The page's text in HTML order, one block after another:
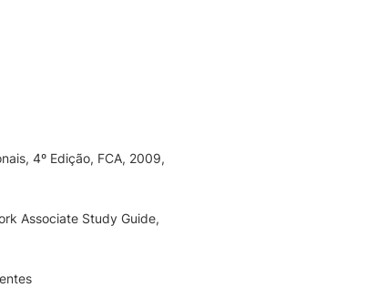
4º Edição, FCA, 2009,
Associate Study Guide,